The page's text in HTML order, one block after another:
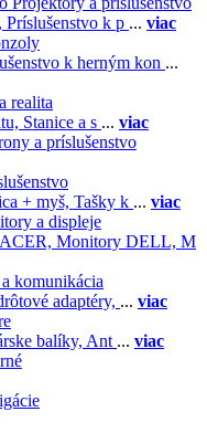
Príslušenstvo k p ... viac
k herným kon ...
realita
Stanice a s ... viac
a príslušenstvo
+ myš, Tašky k ... viac
a displeje
Monitory DELL, M
komunikácia
adaptéry, ... viac
balíky, Ant ... viac